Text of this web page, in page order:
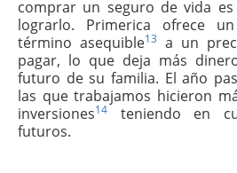
comprar un seguro de vida
lograrlo. Primerica ofrece
término asequible13 a un
pagar, lo que deja más
futuro de su familia. El año
las que trabajamos hicieron
inversiones14
teniendo en
futuros.